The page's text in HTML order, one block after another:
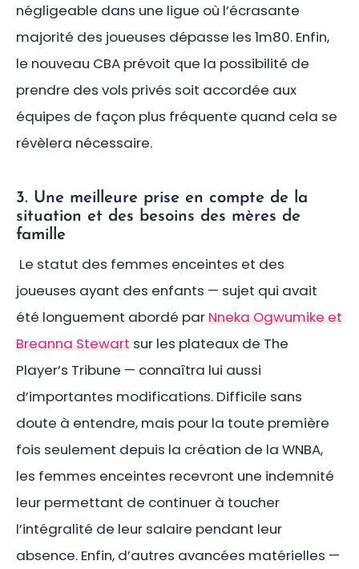
négligeable dans une ligue où l’écrasante
majorité des joueuses dépasse les 1m80. Enfin,
le nouveau CBA prévoit que la possibilité de
prendre des vols privés soit accordée aux
équipes de façon plus fréquente quand cela se
révèlera nécessaire.
3. Une meilleure prise en compte de la
situation et des besoins des mères de
famille
Le statut des femmes enceintes et des
joueuses ayant des enfants — sujet qui avait
été longuement abordé par Nneka Ogwumike et
Breanna Stewart sur les plateaux de The
Player’s Tribune — connaîtra lui aussi
d’importantes modifications. Difficile sans
doute à entendre, mais pour la toute première
fois seulement depuis la création de la WNBA,
les femmes enceintes recevront une indemnité
leur permettant de continuer à toucher
l’intégralité de leur salaire pendant leur
absence. Enfin, d’autres avancées matérielles —